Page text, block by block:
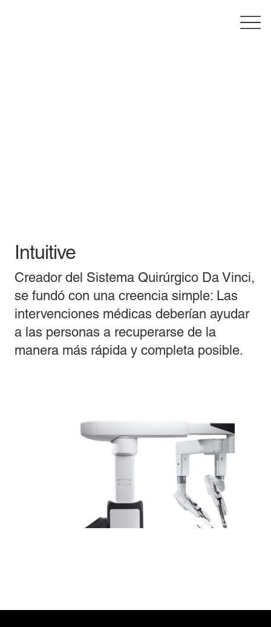
Intuitive
Creador del Sistema Quirúrgico Da Vinci,
se fundó con una creencia simple: Las
intervenciones médicas deberían ayudar
a las personas a recuperarse de la
manera más rápida y completa posible.